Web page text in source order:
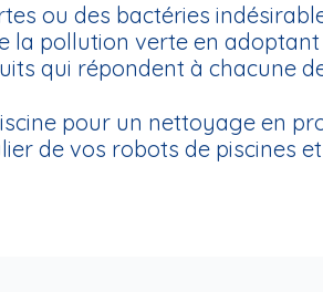
ou des bactéries
la pollution verte en
qui répondent à chacune
pour un nettoyage en
de vos robots de piscines